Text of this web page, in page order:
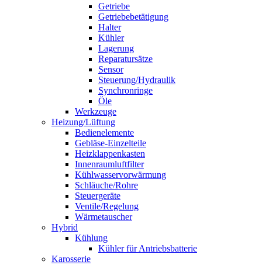
Getriebe
Getriebebetätigung
Halter
Kühler
Lagerung
Reparatursätze
Sensor
Steuerung/Hydraulik
Synchronringe
Öle
Werkzeuge
Heizung/Lüftung
Bedienelemente
Gebläse-Einzelteile
Heizklappenkasten
Innenraumluftfilter
Kühlwasservorwärmung
Schläuche/Rohre
Steuergeräte
Ventile/Regelung
Wärmetauscher
Hybrid
Kühlung
Kühler für Antriebsbatterie
Karosserie